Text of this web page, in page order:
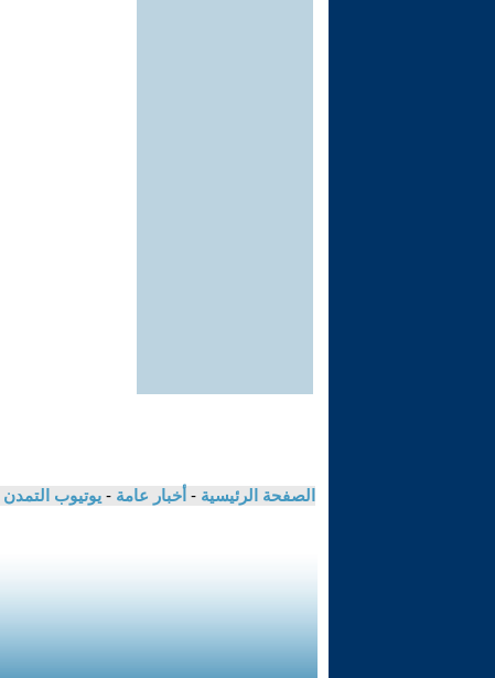
الصفحة الرئيسية - أخبار عامة - يوتيوب التمدن